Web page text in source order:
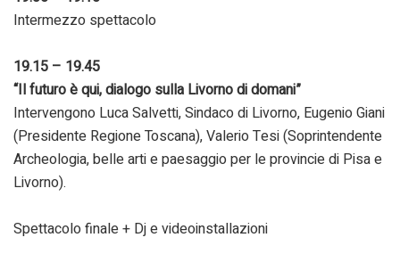
Intermezzo spettacolo
19.15 – 19.45
“Il futuro è qui, dialogo sulla Livorno di domani”
Intervengono Luca Salvetti, Sindaco di Livorno, Eugenio Giani
(Presidente Regione Toscana), Valerio Tesi (Soprintendente
Archeologia, belle arti e paesaggio per le provincie di Pisa e
Livorno).
Spettacolo finale + Dj e videoinstallazioni